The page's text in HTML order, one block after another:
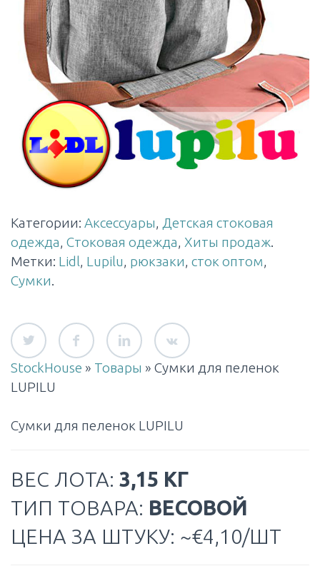
Категории: Аксессуары, Детская стоковая
одежда, Стоковая одежда, Хиты продаж.
Метки: Lidl, Lupilu, рюкзаки, сток оптом,
Сумки.
StockHouse » Товары » Сумки для пеленок
LUPILU
Сумки для пеленок LUPILU
ВЕС ЛОТА: 3,15 КГ
ТИП ТОВАРА: ВЕСОВОЙ
ЦЕНА ЗА ШТУКУ: ~€4,10/ШТ